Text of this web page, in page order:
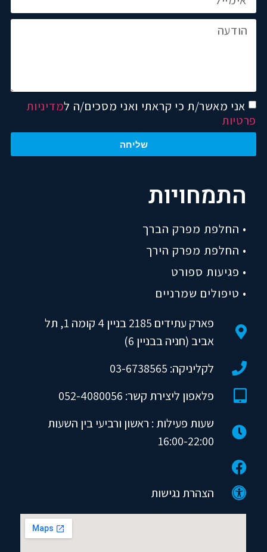
אני מאשר/ת כי קראתי ואני מסכים/ה למדיניות
פרטיות
שליחה
התמחויות
• החלפת מפרק הברך
• החלפת מפרק הירך
• פגיעות ספורט
• טיפולים שמרניים
פארק עתידים 2185 בניין 4 קומה 1, תל
אביב (חניה בבניין 6)
לקליניקה: 03-6738565
פלאפון ליצירת קשר: 052-4080056
שעות פעילות : ראשון ורביעי בין השעות
16:00-22:00
הצהרת נגישות